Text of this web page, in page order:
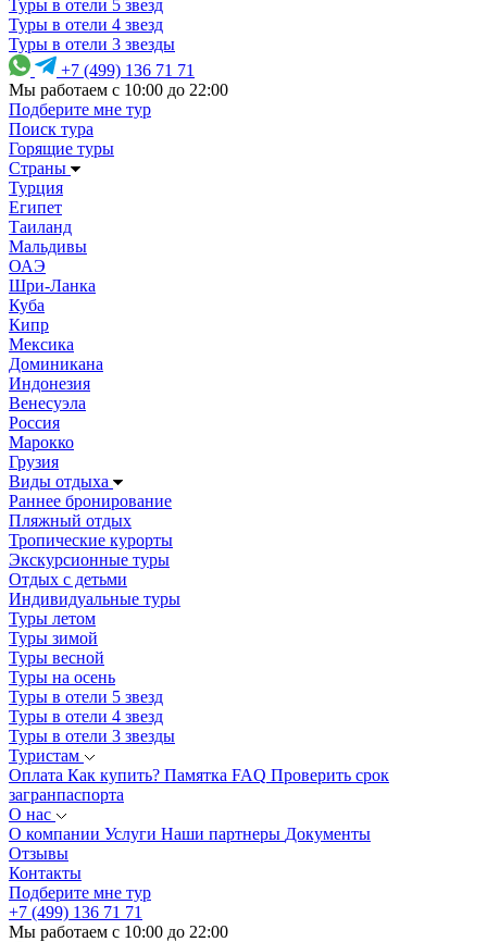
Туры в отели 5 звезд
Туры в отели 4 звезд
Туры в отели 3 звезды
+7 (499) 136 71 71
Мы работаем с 10:00 до 22:00
Подберите мне тур
Поиск тура
Горящие туры
Страны
Турция
Египет
Таиланд
Мальдивы
ОАЭ
Шри-Ланка
Куба
Кипр
Мексика
Доминикана
Индонезия
Венесуэла
Россия
Марокко
Грузия
Виды отдыха
Раннее бронирование
Пляжный отдых
Тропические курорты
Экскурсионные туры
Отдых с детьми
Индивидуальные туры
Туры летом
Туры зимой
Туры весной
Туры на осень
Туры в отели 5 звезд
Туры в отели 4 звезд
Туры в отели 3 звезды
Туристам
Оплата Как купить? Памятка FAQ Проверить срок
загранпаспорта
О нас
О компании Услуги Наши партнеры Документы
Отзывы
Контакты
Подберите мне тур
+7 (499) 136 71 71
Мы работаем с 10:00 до 22:00